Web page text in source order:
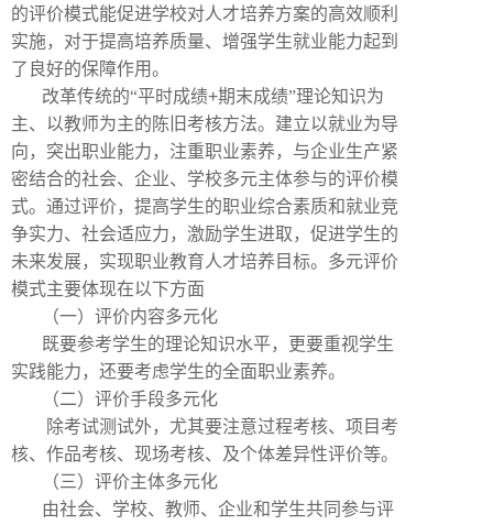
的评价模式能促进学校对人才培养方案的高效顺利
实施，对于提高培养质量、增强学生就业能力起到
了良好的保障作用。
改革传统的“平时成绩+期末成绩”理论知识为
主、以教师为主的陈旧考核方法。建立以就业为导
向，突出职业能力，注重职业素养，与企业生产紧
密结合的社会、企业、学校多元主体参与的评价模
式。通过评价，提高学生的职业综合素质和就业竞
争实力、社会适应力，激励学生进取，促进学生的
未来发展，实现职业教育人才培养目标。多元评价
模式主要体现在以下方面
（一）评价内容多元化
既要参考学生的理论知识水平，更要重视学生
实践能力，还要考虑学生的全面职业素养。
（二）评价手段多元化
除考试测试外，尤其要注意过程考核、项目考
核、作品考核、现场考核、及个体差异性评价等。
（三）评价主体多元化
由社会、学校、教师、企业和学生共同参与评